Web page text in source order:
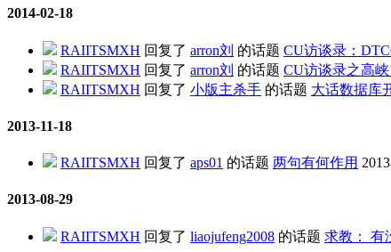
2014-02-18
RAIITSMXH 回复了 arron刘 的话题 CU访谈录：
RAIITSMXH 回复了 arron刘 的话题 CU访谈录之高
RAIITSMXH 回复了 小版主杀手 的话题 大话数据库
2013-11-18
RAIITSMXH 回复了 aps01 的话题 两句有何作用
2013-08-29
RAIITSMXH 回复了 liaojufeng2008 的话题 求教： 有